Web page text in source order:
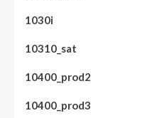
1030i
10310_sat
10400_prod2
10400_prod3